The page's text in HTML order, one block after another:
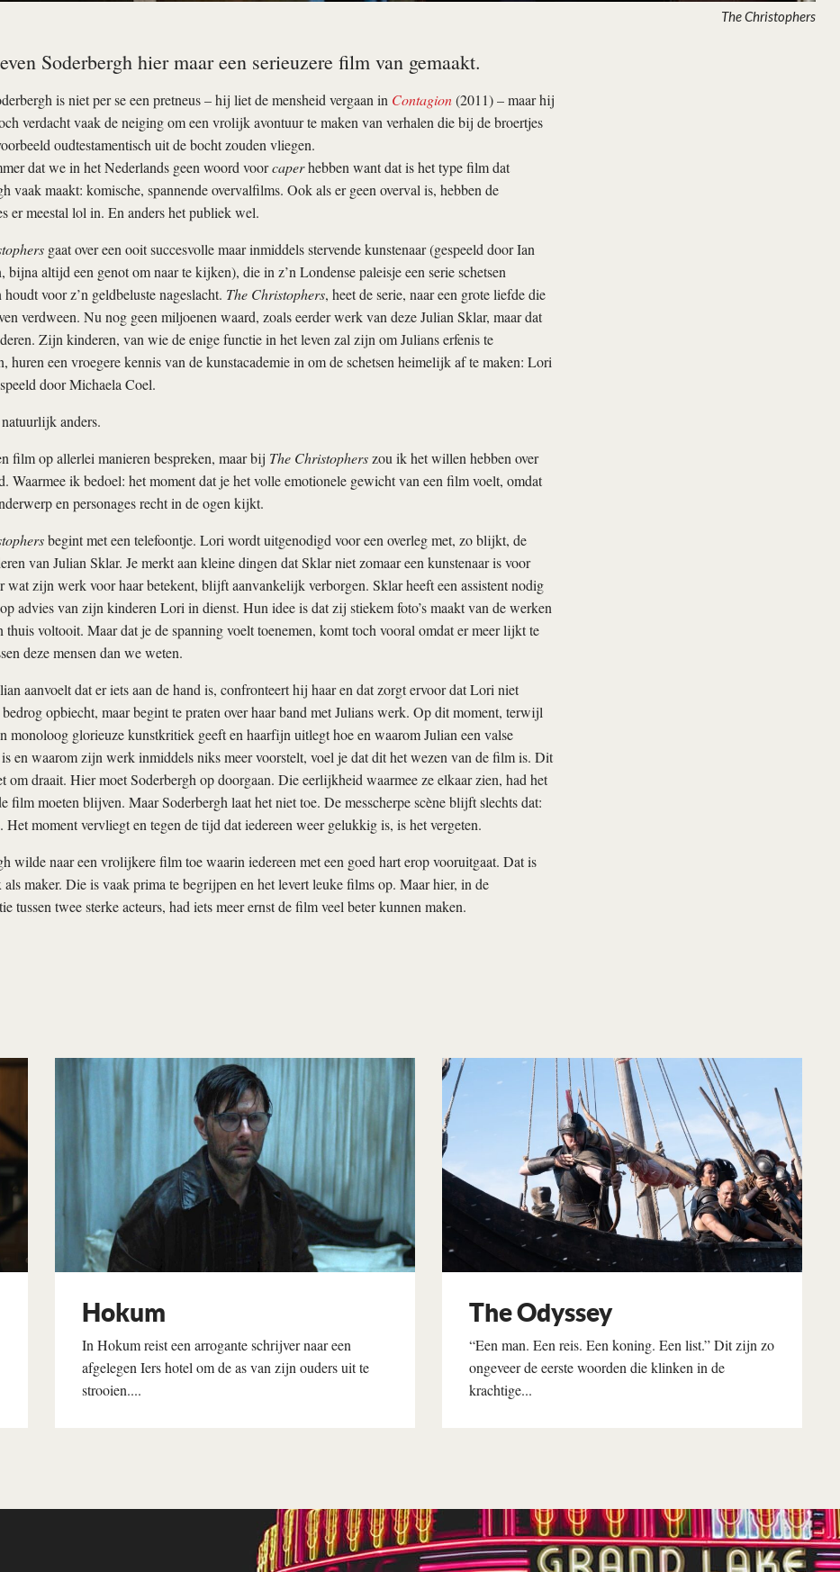
The Christophers
Soderbergh hier maar een serieuzere film van gemaakt.
is niet per se een pretneus – hij liet de mensheid vergaan in Contagion(2011) – maar hij
verdacht vaak de neiging om een vrolijk avontuur te maken van verhalen die bij de broertjes
oudtestamentisch uit de bocht zouden vliegen.
dat we in het Nederlands geen woord voorcaperhebben want dat is het type film dat
vaak maakt: komische, spannende overvalfilms. Ook als er geen overval is, hebben de
er meestal lol in. En anders het publiek wel.
gaat over een ooit succesvolle maar inmiddels stervende kunstenaar (gespeeld door Ian
bijna altijd een genot om naar te kijken), die in z’n Londense paleisje een serie schetsen
houdt voor z’n geldbeluste nageslacht. The Christophers, heet de serie, naar een grote liefde die
verdween. Nu nog geen miljoenen waard, zoals eerder werk van deze Julian Sklar, maar dat
Zijn kinderen, van wie de enige functie in het leven zal zijn om Julians erfenis te
huren een vroegere kennis van de kunstacademie in om de schetsen heimelijk af te maken: Lori
door Michaela Coel.
anders.
film op allerlei manieren bespreken, maar bij The Christopherszou ik het willen hebben over
Waarmee ik bedoel: het moment dat je het volle emotionele gewicht van een film voelt, omdat
en personages recht in de ogen kijkt.
begint met een telefoontje. Lori wordt uitgenodigd voor een overleg met, zo blijkt, de
van Julian Sklar. Je merkt aan kleine dingen dat Sklar niet zomaar een kunstenaar is voor
wat zijn werk voor haar betekent, blijft aanvankelijk verborgen. Sklar heeft een assistent nodig
advies van zijn kinderen Lori in dienst. Hun idee is dat zij stiekem foto’s maakt van de werken
thuis voltooit. Maar dat je de spanning voelt toenemen, komt toch vooral omdat er meer lijkt te
deze mensen dan we weten.
aanvoelt dat er iets aan de hand is, confronteert hij haar en dat zorgt ervoor dat Lori niet
opbiecht, maar begint te praten over haar band met Julians werk. Op dit moment, terwijl
monoloog glorieuze kunstkritiek geeft en haarfijn uitlegt hoe en waarom Julian een valse
en waarom zijn werk inmiddels niks meer voorstelt, voel je dat dit het wezen van de film is. Dit
om draait. Hier moet Soderbergh op doorgaan. Die eerlijkheid waarmee ze elkaar zien, had het
film moeten blijven. Maar Soderbergh laat het niet toe. De messcherpe scène blijft slechts dat:
Het moment vervliegt en tegen de tijd dat iedereen weer gelukkig is, is het vergeten.
wilde naar een vrolijkere film toe waarin iedereen met een goed hart erop vooruitgaat. Dat is
maker. Die is vaak prima te begrijpen en het levert leuke films op. Maar hier, in de
tussen twee sterke acteurs, had iets meer ernst de film veel beter kunnen maken.
Hokum
In Hokum reist een arrogante schrijver naar een
afgelegen Iers hotel om de as van zijn ouders uit te
strooien....
The Odyssey
“Een man. Een reis. Een koning. Een list.” Dit zijn zo
ongeveer de eerste woorden die klinken in de
krachtige...